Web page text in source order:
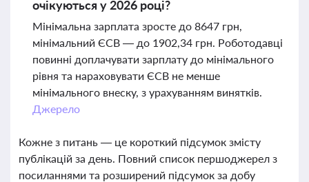
очікуються у 2026 році?
Мінімальна зарплата зросте до 8647 грн,
мінімальний ЄСВ — до 1902,34 грн. Роботодавці
повинні доплачувати зарплату до мінімального
рівня та нараховувати ЄСВ не менше
мінімального внеску, з урахуванням винятків.
Джерело
Кожне з питань — це короткий підсумок змісту
публікацій за день. Повний список першоджерел з
посиланнями та розширений підсумок за добу